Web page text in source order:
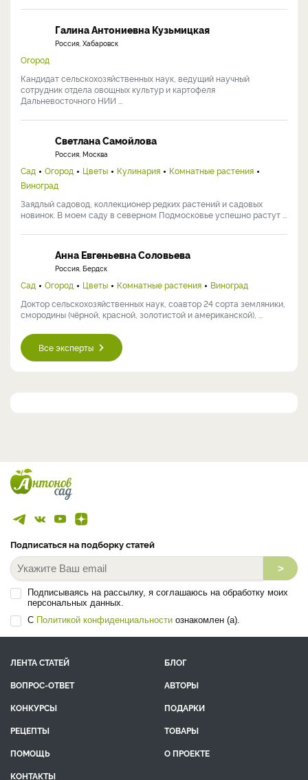
Галина Антониевна Кузьмицкая
Россия, Хабаровск
Огород
Кандидат сельскохозяйственных наук, ведущий научный
сотрудник отдела овощных культур и картофеля
Дальневосточного НИИ ...
Светлана Самойлова
Россия, Москва
Сад Огород Цветы Кулинария
Комнатные растения
Виноград
Заядлый садовод, коллекционер редких растений и садовых
новинок. В моем саду в северном Подмосковье успешно растут ...
Анна Евгеньевна Соловьева
Россия, Бердск
Сад Огород Цветы Комнатные растения
Виноград
Доктор сельскохозяйственных наук, соавтор 24 сорта земляники,
смородины (чёрной, красной, золотистой и американской), ...
Все эксперты
Подписаться на подборку статей
>
Подписываясь на рассылку, я соглашаюсь на обработку моих
персональных данных.
С Политикой конфиденциальности ознакомлен (а).
ЛЕНТА СТАТЕЙ
БЛОГ
ВОПРОС-ОТВЕТ
АВТОРЫ
КОНКУРСЫ
ПОДАРКИ
РЕЦЕПТЫ
ТОВАРЫ
ПОМОЩЬ
О ПРОЕКТЕ
КОНТАКТЫ